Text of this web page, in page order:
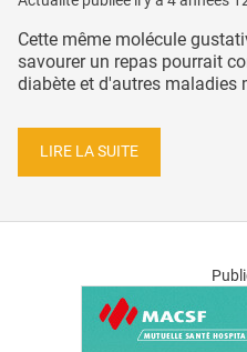
Cette même molécule
savourer un repas pourrait
diabète et d'autres maladies
LIRE LA SUITE